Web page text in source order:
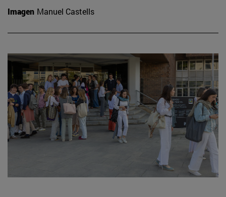
Imagen Manuel Castells